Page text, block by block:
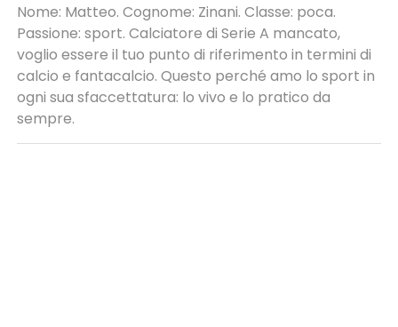
Nome: Matteo. Cognome: Zinani. Classe: poca.
Passione: sport. Calciatore di Serie A mancato,
voglio essere il tuo punto di riferimento in termini di
calcio e fantacalcio. Questo perché amo lo sport in
ogni sua sfaccettatura: lo vivo e lo pratico da
sempre.